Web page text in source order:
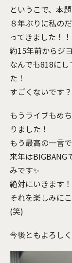
というこで、本
８年ぶりに私の
ってきました！！
約15年前からジ
なんでも818に
た！
すごくないです
もうライブもめ
りました！
もう最高の一言
来年はBIGBANG
みです✨
絶対にいきます！
それを楽しみに
(笑)
今後ともよろし